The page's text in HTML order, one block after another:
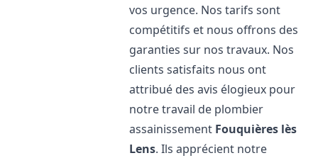
vos urgence. Nos tarifs sont
compétitifs et nous offrons des
garanties sur nos travaux. Nos
clients satisfaits nous ont
attribué des avis élogieux pour
notre travail de plombier
assainissement Fouquières lès
Lens. Ils apprécient notre